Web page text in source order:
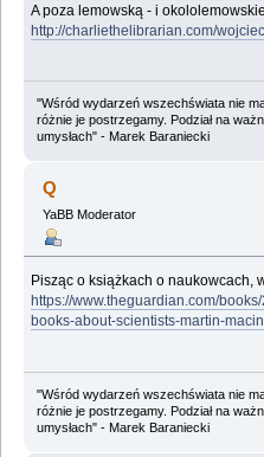
A poza lemowską - i
http://charliethelibrarian.com/
"Wśród wydarzeń wszechświata nie
różnie je postrzegamy. Podział na
umysłach" - Marek Baraniecki
Q
YaBB Moderator
Pisząc o książkach o naukowcach,
https://www.theguardian.com/
books-about-scientists-martin-
"Wśród wydarzeń wszechświata nie
różnie je postrzegamy. Podział na
umysłach" - Marek Baraniecki